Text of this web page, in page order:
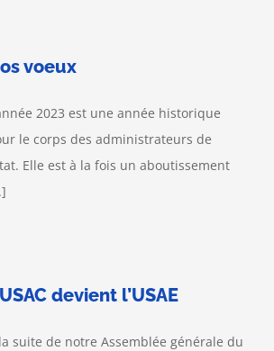
voeux
2023 est une année historique
le corps des administrateurs de
Elle est à la fois un aboutissement
devient l’USAE
suite de notre Assemblée générale du